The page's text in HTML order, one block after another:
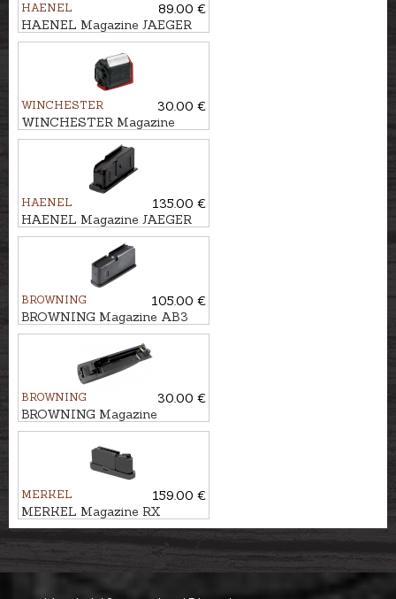
HAENEL
89.00 €
HAENEL Magazine JAEGER
NXT cal. .308Win., 5 rounds
WINCHESTER
30.00 €
WINCHESTER Magazine
WILDCAT/XPERT Cal. .22LR,
HAENEL
135.00 €
HAENEL Magazine JAEGER
10PRO cal. .308Win., 3 rounds
BROWNING
105.00 €
BROWNING Magazine AB3
cal. .308Win., 4 rounds
BROWNING
30.00 €
BROWNING Magazine
floorplate BAR/ BAR3/ LG
TR/ STD cal. .30-06
MERKEL
159.00 €
MERKEL Magazine RX
HELIX cal. .308Win., 3 rounds